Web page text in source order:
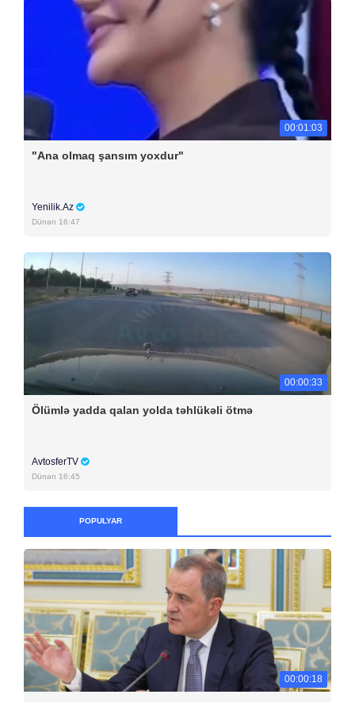
00:01:03
"Ana olmaq şansım yoxdur"
Yenilik.Az
Dünən 16:47
00:00:33
Ölümlə yadda qalan yolda təhlükəli ötmə
AvtosferTV
Dünən 16:45
POPULYAR
00:00:18